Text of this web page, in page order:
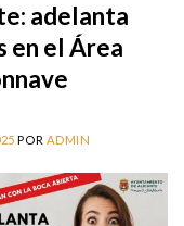
adelanta
en el Área
POR ADMIN